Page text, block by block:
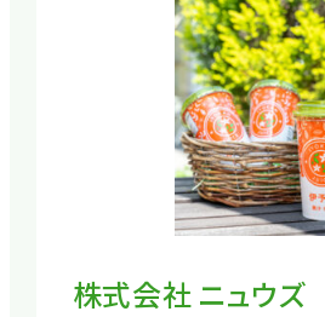
株式会社 ニュウズ